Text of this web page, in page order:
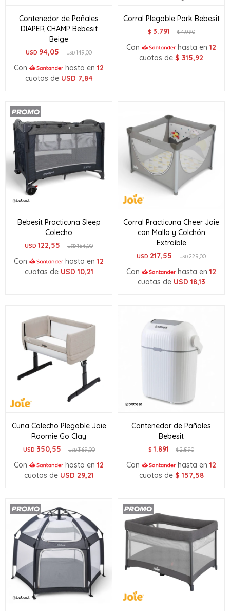
Contenedor de Pañales
DIAPER CHAMP Bebesit
Beige
USD 94,05 USD149,00
Con hasta en 12
cuotas de USD 7,84
Corral Plegable Park Bebesit
$ 3.791 $4.990
Con hasta en 12
cuotas de $ 315,92
Bebesit Practicuna Sleep
Colecho
USD 122,55 USD156,00
Con hasta en 12
cuotas de USD 10,21
Corral Practicuna Cheer Joie
con Malla y Colchón
Extraíble
USD 217,55 USD229,00
Con hasta en 12
cuotas de USD 18,13
Cuna Colecho Plegable Joie
Roomie Go Clay
USD 350,55 USD369,00
Con hasta en 12
cuotas de USD 29,21
Contenedor de Pañales
Bebesit
$ 1.891 $2.590
Con hasta en 12
cuotas de $ 157,58